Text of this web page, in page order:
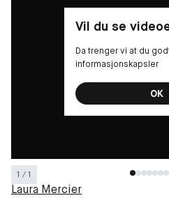
1 / 1
Vil du se
Da trenger vi at du
informasjonskapsler
OK
Laura Mercier